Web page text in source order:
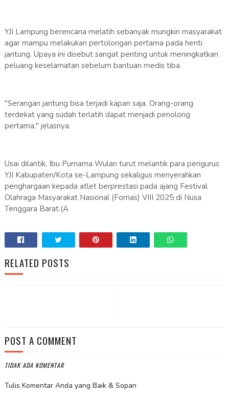
YJI Lampung berencana melatih sebanyak mungkin masyarakat
agar mampu melakukan pertolongan pertama pada henti
jantung. Upaya ini disebut sangat penting untuk meningkatkan
peluang keselamatan sebelum bantuan medis tiba.
"Serangan jantung bisa terjadi kapan saja. Orang-orang
terdekat yang sudah terlatih dapat menjadi penolong
pertama," jelasnya.
Usai dilantik, Ibu Purnama Wulan turut melantik para pengurus
YJI Kabupaten/Kota se-Lampung sekaligus menyerahkan
penghargaan kepada atlet berprestasi pada ajang Festival
Olahraga Masyarakat Nasional (Fornas) VIII 2025 di Nusa
Tenggara Barat.(A
RELATED POSTS
POST A COMMENT
TIDAK ADA KOMENTAR
Tulis Komentar Anda yang Baik & Sopan